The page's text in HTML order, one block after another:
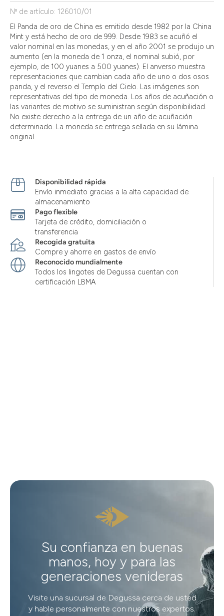
Nº de artículo: 126010/01
El Panda de oro de China es emitido desde 1982 por la China
Mint y está hecho de oro de 999. Desde 1983 se acuñó el
valor nominal en las monedas, y en el año 2001 se produjo un
aumento (en la moneda de 1 onza, el nominal subió, por
ejemplo, de 100 yuanes a 500 yuanes). El anverso muestra
representaciones que cambian cada año de uno o dos osos
panda, y el reverso el Templo del Cielo. Las imágenes son
representativas del tipo de moneda. Los años de acuñación o
las variantes de motivo se suministran según disponibilidad.
No existe derecho a la entrega de un año de acuñación
determinado. La moneda se entrega sellada en su lámina
original.
Disponibilidad rápida
Envío inmediato gracias a la alta capacidad de
almacenamiento
Pago flexible
Tarjeta de crédito, domiciliación o
transferencia
Recogida gratuita
Compre y ahorre en gastos de envío
Reconocido mundialmente
Todos los lingotes de Degussa cuentan con
certificación LBMA
Su confianza en buenas
manos, hoy y para las
generaciones venideras
Visite una sucursal de Degussa cerca de usted
y hable personalmente con nuestros expertos.